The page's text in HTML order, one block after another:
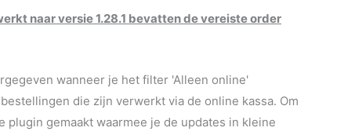
naar versie 1.28.1 bevatten de vereiste order
wanneer je het filter 'Alleen online'
die zijn verwerkt via de online kassa. Om
gemaakt waarmee je de updates in kleine